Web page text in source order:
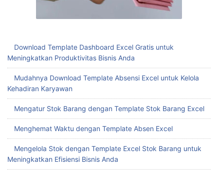
Download Template Dashboard Excel Gratis untuk
Meningkatkan Produktivitas Bisnis Anda
Mudahnya Download Template Absensi Excel untuk Kelola
Kehadiran Karyawan
Mengatur Stok Barang dengan Template Stok Barang Excel
Menghemat Waktu dengan Template Absen Excel
Mengelola Stok dengan Template Excel Stok Barang untuk
Meningkatkan Efisiensi Bisnis Anda